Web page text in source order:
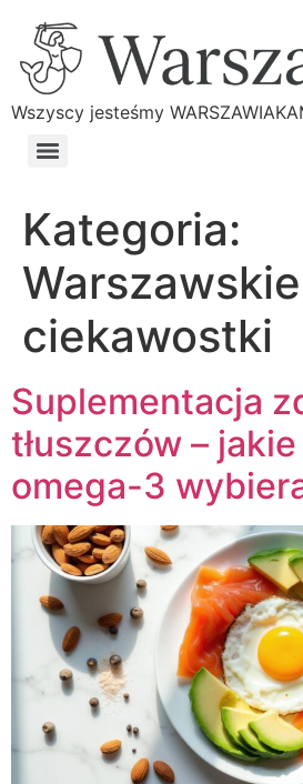
Wszyscy jesteśmy
Kategoria:
Warszawskie
ciekawostki
Suplementacja
tłuszczów –
omega-3